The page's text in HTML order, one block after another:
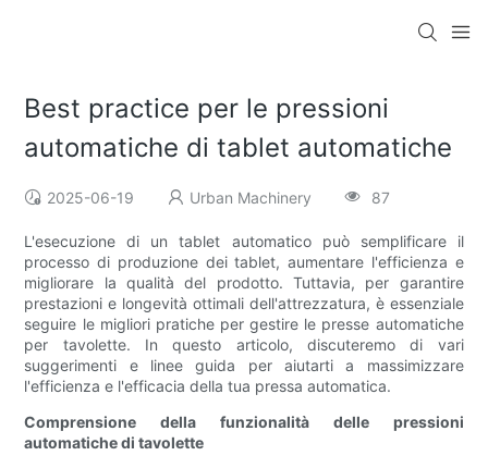
Best practice per le pressioni
automatiche di tablet automatiche
2025-06-19 Urban Machinery 87
L'esecuzione di un tablet automatico può semplificare il
processo di produzione dei tablet, aumentare l'efficienza e
migliorare la qualità del prodotto. Tuttavia, per garantire
prestazioni e longevità ottimali dell'attrezzatura, è essenziale
seguire le migliori pratiche per gestire le presse automatiche
per tavolette. In questo articolo, discuteremo di vari
suggerimenti e linee guida per aiutarti a massimizzare
l'efficienza e l'efficacia della tua pressa automatica.
Comprensione della funzionalità delle pressioni
automatiche di tavolette